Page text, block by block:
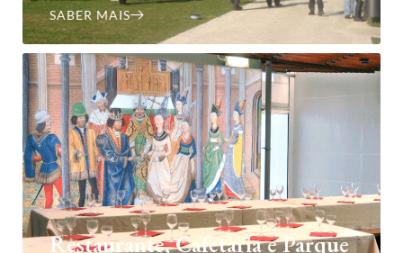
SABER MAIS
Restaurante, Cafetaria e Parque